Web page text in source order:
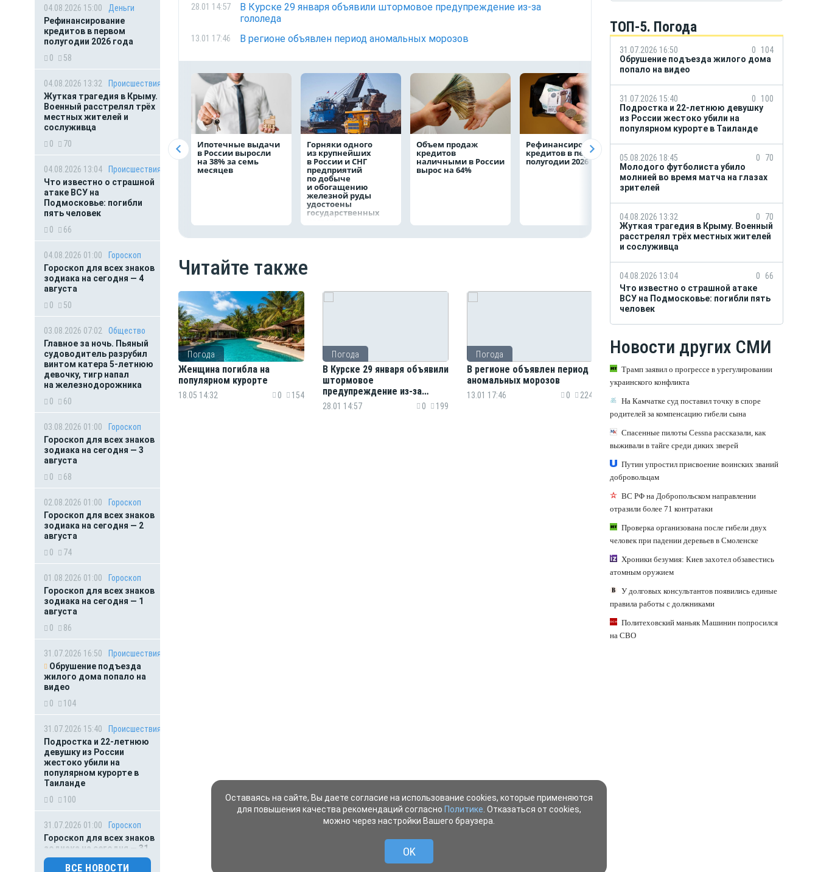
04.08.2026 15:00
Деньги
Рефинансирование
кредитов в первом
полугодии 2026 года
0
58
04.08.2026 13:32
Происшествия
Жуткая трагедия в Крыму.
Военный расстрелял трёх
местных жителей и
сослуживца
0
70
04.08.2026 13:04
Происшествия
Что известно о страшной
атаке ВСУ на
Подмосковье: погибли
пять человек
0
66
04.08.2026 01:00
Гороскоп
Гороскоп для всех знаков
зодиака на сегодня — 4
августа
0
50
03.08.2026 07:02
Общество
Главное за ночь. Пьяный
судоводитель разрубил
винтом катера 5-летнюю
девочку, тигр напал
на железнодорожника
0
60
03.08.2026 01:00
Гороскоп
Гороскоп для всех знаков
зодиака на сегодня — 3
августа
0
68
02.08.2026 01:00
Гороскоп
Гороскоп для всех знаков
зодиака на сегодня — 2
августа
0
74
01.08.2026 01:00
Гороскоп
Гороскоп для всех знаков
зодиака на сегодня — 1
августа
0
86
31.07.2026 16:50
Происшествия
Обрушение подъезда
жилого дома попало на
видео
0
104
31.07.2026 15:40
Происшествия
Подростка и 22-летнюю
девушку из России
жестоко убили на
популярном курорте в
Таиланде
0
100
31.07.2026 01:00
Гороскоп
Гороскоп для всех знаков
зодиака на сегодня — 31
июля
ВСЕ НОВОСТИ
28.01 14:57
В Курске 29 января объявили штормовое предупреждение из-за
гололеда
13.01 17:46 В регионе объявлен период аномальных морозов
Ипотечные выдачи
в России выросли
на 38% за семь
месяцев
Горняки одного
из крупнейших
в России и СНГ
предприятий
по добыче
и обогащению
железной руды
удостоены
государственных
наград
Объем продаж
кредитов
наличными в России
вырос на 64%
Рефинансирование
кредитов в первом
полугодии 2026 года
ВТБ предоставит 4,9
млрд рублей
на строительство
складских
комплексов
Популяция
леопарда
Читайте также
Погода
Женщина погибла на
популярном курорте
18.05 14:32 0 154
Погода
В Курске 29 января объявили
штормовое
предупреждение из-за
гололеда
28.01 14:57 0 199
Погода
В регионе объявлен период
аномальных морозов
13.01 17:46 0 224
ТОП-5. Погода
31.07.2026 16:50 0
104
Обрушение подъезда жилого дома
попало на видео
31.07.2026 15:40 0
100
Подростка и 22-летнюю девушку
из России жестоко убили на
популярном курорте в Таиланде
05.08.2026 18:45 0
70
Молодого футболиста убило
молнией во время матча на глазах
зрителей
04.08.2026 13:32 0
70
Жуткая трагедия в Крыму. Военный
расстрелял трёх местных жителей
и сослуживца
04.08.2026 13:04 0
66
Что известно о страшной атаке
ВСУ на Подмосковье: погибли пять
человек
Новости других СМИ
Трамп заявил о прогрессе в урегулировании
украинского конфликта
На Камчатке суд поставил точку в споре
родителей за компенсацию гибели сына
Спасенные пилоты Cessna рассказали, как
выживали в тайге среди диких зверей
Путин упростил присвоение воинских званий
добровольцам
ВС РФ на Добропольском направлении
отразили более 71 контратаки
Проверка организована после гибели двух
человек при падении деревьев в Смоленске
Хроники безумия: Киев захотел обзавестись
атомным оружием
У долговых консультантов появились единые
правила работы с должниками
Политеховский маньяк Машинин попросился
на СВО
Оставаясь на сайте, Вы даете согласие на использование cookies, которые применяются
для повышения качества рекомендаций согласно Политике . Отказаться от cookies,
можно через настройки Вашего браузера.
OK